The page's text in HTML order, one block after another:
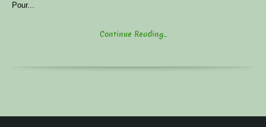
Pour...
Continue Reading...